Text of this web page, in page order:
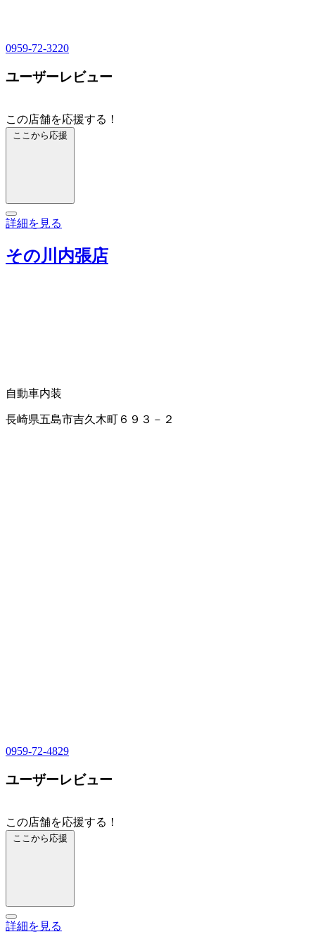
0959-72-3220
ユーザーレビュー
この店舗を応援する！
ここから応援
詳細を見る
その川内張店
自動車内装
長崎県五島市吉久木町６９３－２
0959-72-4829
ユーザーレビュー
この店舗を応援する！
ここから応援
詳細を見る